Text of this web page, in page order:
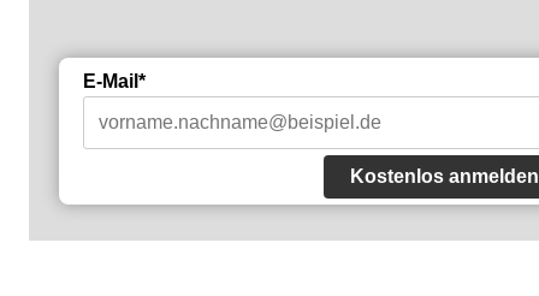
E-Mail*
Kostenlos anmelden